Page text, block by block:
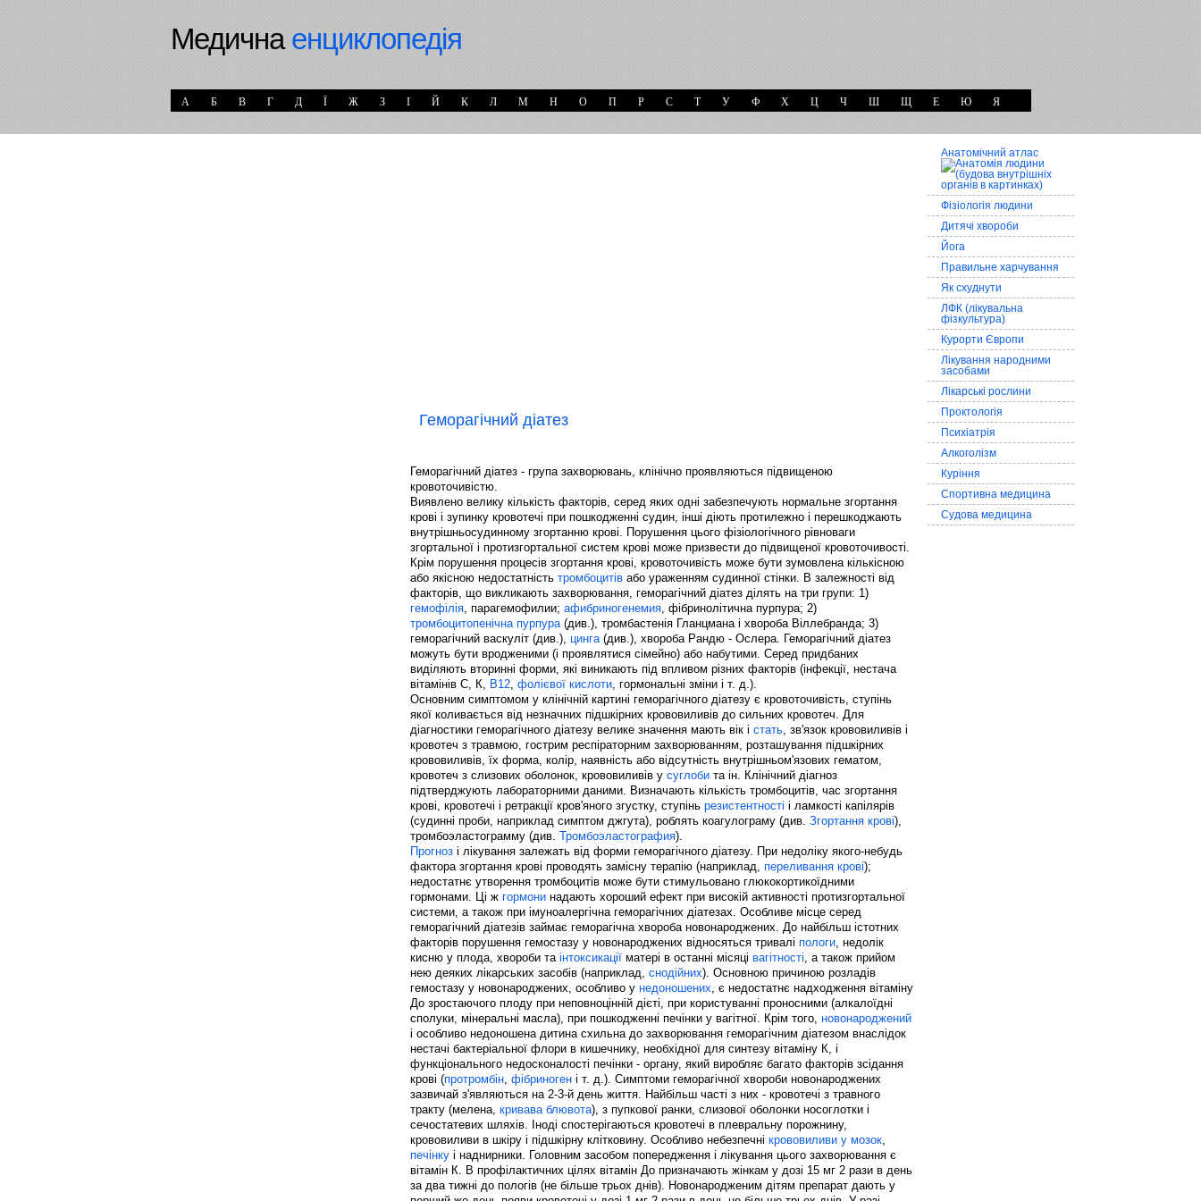
Медичнаенциклопедія
А Б В Г Д Ї Ж З І Й К Л М Н О П Р С Т У Ф Х Ц Ч Ш Щ Е Ю Я
Геморагічний діатез
Геморагічний діатез - група захворювань, клінічно проявляються підвищеною
кровоточивістю.
Виявлено велику кількість факторів, серед яких одні забезпечують нормальне згортання
крові і зупинку кровотечі при пошкодженні судин, інші діють протилежно і перешкоджають
внутрішньосудинному згортанню крові. Порушення цього фізіологічного рівноваги
згортальної і протизгортальної систем крові може призвести до підвищеної кровоточивості.
Крім порушення процесів згортання крові, кровоточивість може бути зумовлена кількісною
або якісною недостатність тромбоцитів або ураженням судинної стінки. В залежності від
факторів, що викликають захворювання, геморагічний діатез ділять на три групи: 1)
гемофілія, парагемофилии; афибриногенемия, фібринолітична пурпура; 2)
тромбоцитопенічна пурпура(див.), тромбастенія Гланцмана і хвороба Віллебранда; 3)
геморагічний васкуліт (див.), цинга(див.), хвороба Рандю - Ослера. Геморагічний діатез
можуть бути вродженими (і проявлятися сімейно) або набутими. Серед придбаних
виділяють вторинні форми, які виникають під впливом різних факторів (інфекції, нестача
вітамінів С, К, В12, фолієвої кислоти, гормональні зміни і т. д.).
Основним симптомом у клінічній картині геморагічного діатезу є кровоточивість, ступінь
якої коливається від незначних підшкірних крововиливів до сильних кровотеч. Для
діагностики геморагічного діатезу велике значення мають вік і стать, зв'язок крововиливів і
кровотеч з травмою, гострим респіраторним захворюванням, розташування підшкірних
крововиливів, їх форма, колір, наявність або відсутність внутрішньом'язових гематом,
кровотеч з слизових оболонок, крововиливів у суглоби та ін. Клінічний діагноз
підтверджують лабораторними даними. Визначають кількість тромбоцитів, час згортання
крові, кровотечі і ретракції кров'яного згустку, ступінь резистентності і ламкості капілярів
(судинні проби, наприклад симптом джгута), роблять коагулограму (див. Згортання крові),
тромбоэластограмму (див. Тромбоэластография).
Прогноз і лікування залежать від форми геморагічного діатезу. При недоліку якого-небудь
фактора згортання крові проводять замісну терапію (наприклад, переливання крові);
недостатнє утворення тромбоцитів може бути стимульовано глюкокортикоїдними
гормонами. Ці ж гормони надають хороший ефект при високій активності протизгортальної
системи, а також при імуноалергічна геморагічних діатезах. Особливе місце серед
геморагічний діатезів займає геморагічна хвороба новонароджених. До найбільш істотних
факторів порушення гемостазу у новонароджених відносяться тривалі пологи, недолік
кисню у плода, хвороби та інтоксикації матері в останні місяці вагітності, а також прийом
нею деяких лікарських засобів (наприклад, снодійних). Основною причиною розладів
гемостазу у новонароджених, особливо у недоношених, є недостатнє надходження вітаміну
До зростаючого плоду при неповноцінній дієті, при користуванні проносними (алкалоїдні
сполуки, мінеральні масла), при пошкодженні печінки у вагітної. Крім того, новонароджений
і особливо недоношена дитина схильна до захворювання геморагічним діатезом внаслідок
нестачі бактеріальної флори в кишечнику, необхідної для синтезу вітаміну К, і
функціонального недосконалості печінки - органу, який виробляє багато факторів зсідання
крові (протромбін, фібриноген і т. д.). Симптоми геморагічної хвороби новонароджених
зазвичай з'являються на 2-3-й день життя. Найбільш часті з них - кровотечі з травного
тракту (мелена, кривава блювота), з пупкової ранки, слизової оболонки носоглотки і
сечостатевих шляхів. Іноді спостерігаються кровотечі в плевральну порожнину,
крововиливи в шкіру і підшкірну клітковину. Особливо небезпечні крововиливи у мозок,
печінку і наднирники. Головним засобом попередження і лікування цього захворювання є
вітамін К. В профілактичних цілях вітамін До призначають жінкам у дозі 15 мг 2 рази в день
за два тижні до пологів (не більше трьох днів). Новонародженим дітям препарат дають у
Анатомічний атлас
Фізіологія людини
Дитячі хвороби
Йога
Правильне харчування
Як схуднути
ЛФК (лікувальна
фізкультура)
Курорти Європи
Лікування народними
засобами
Лікарські рослини
Проктологія
Психіатрія
Алкоголізм
Куріння
Спортивна медицина
Судова медицина